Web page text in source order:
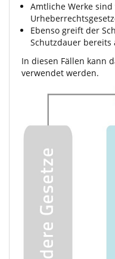
Amtliche Werke sind
Ebenso greift der
Schutzdauer bereits
In diesen Fällen kann
verwendet werden.